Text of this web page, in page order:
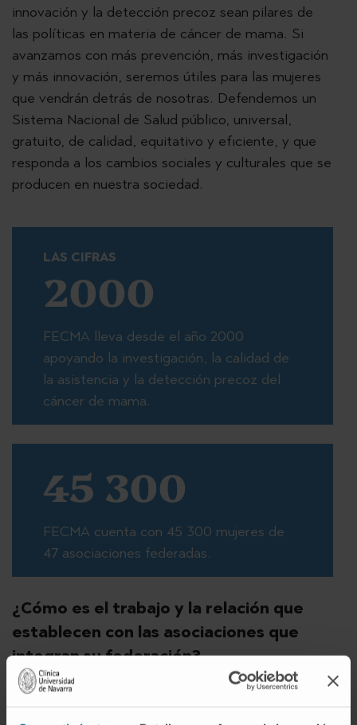
innovación y la detección precoz sean pilares de
las políticas en materia de cáncer de mama. Si
avanzamos con más prevención, más investigación
y más innovación, seremos útiles para las mujeres
que vendrán detrás de nosotras. Defendemos un
Sistema Nacional de Salud público, universal,
gratuito, de calidad, equitativo y eficiente, y que
responda a los cambios sociales y culturales que se
producen en nuestra sociedad.
LAS CIFRAS
2000
FECMA lleva desde el año 2000
apoyando la investigación, la calidad de
la asistencia y la detección precoz del
cáncer de mama.
45 300
FECMA cuenta con 45 300 mujeres de
47 asociaciones federadas.
¿Cómo es el trabajo y la relación que
establecen con las asociaciones que
integran su federación?
Tratamos de orientar, coordinar, asesorar y
colaborar con todas las asociaciones integradas en